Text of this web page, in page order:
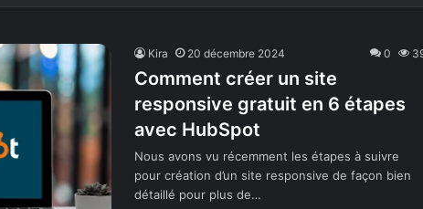
Kira 20 décembre 2024 0
Comment créer un site
responsive gratuit en 6 étapes
avec HubSpot
Nous avons vu récemment les étapes à suivre
pour création d’un site responsive de façon bien
détaillé pour plus de…